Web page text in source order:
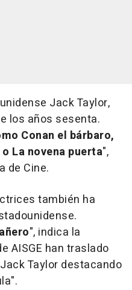
Jack Taylor,
los años sesenta.
Conan el bárbaro,
La novena puerta",
de Cine.
también ha
", indica la
AISGE han traslado
Taylor destacando